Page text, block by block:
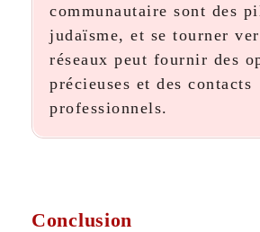
communautaire sont des
judaïsme, et se tourner
réseaux peut fournir des
précieuses et des contacts
professionnels.
Conclusion